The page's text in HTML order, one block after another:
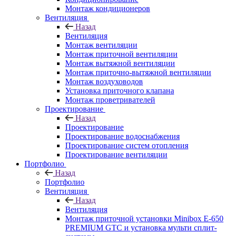
Монтаж кондиционеров
Вентиляция
Назад
Вентиляция
Монтаж вентиляции
Монтаж приточной вентиляции
Монтаж вытяжной вентиляции
Монтаж приточно-вытяжной вентиляции
Монтаж воздуховодов
Установка приточного клапана
Монтаж проветривателей
Проектирование
Назад
Проектирование
Проектирование водоснабжения
Проектирование систем отопления
Проектирование вентиляции
Портфолио
Назад
Портфолио
Вентиляция
Назад
Вентиляция
Монтаж приточной установки Minibox E-650
PREMIUM GTC и установка мульти сплит-